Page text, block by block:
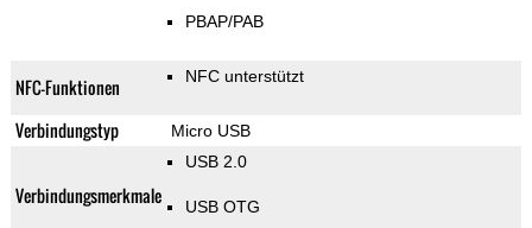
PBAP/PAB
NFC-Funktionen NFC unterstützt
Verbindungstyp Micro USB
Verbindungsmerkmale
USB 2.0
USB OTG